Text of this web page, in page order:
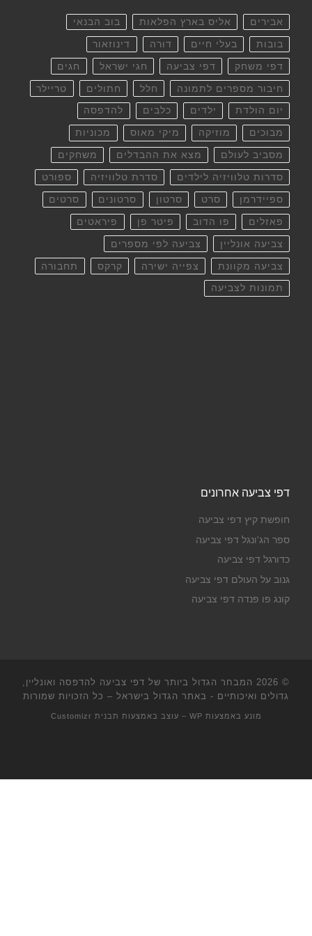
אבירים אליס בארץ הפלאות בוב הבנאי
בובות בעלי חיים דורה דינוזאור
דפי משחק דפי צביעה חגי ישראל חגים
חיבור מספרים לתמונה חלל חתולים טריילר
יום הולדת ילדים כלבים להדפסה
מבוכים מוזיקה מיקי מאוס מכוניות
מסביב לעולם מצא את ההבדלים משחקים
סדרות טלוויזיה לילדים סדרת טלוויזיה ספורט
ספיידרמן סרט סרטון סרטונים סרטים
פאזלים פו הדוב פיטר פן פיראטים
צביעה אונליין צביעה לפי מספרים
צביעה מקוונת צפייה ישירה קרקס תחבורה
תמונות לצביעה
דפי צביעה אחרונים
חופשת קיץ דפי צביעה
ספר הג'ונגל דפי צביעה
כדורגל דפי צביעה
גנוב על העולם דפי צביעה
קונג פו פנדה דפי צביעה
© 2026
המבחר הגדול ביותר של דפי צביעה להדפסה ואונליין,
גדולים ואיכותיים - באתר הגדול בישראל – כל הזכויות שמורות
מונע באמצעות WP – עוצב באמצעות תבנית Customizr